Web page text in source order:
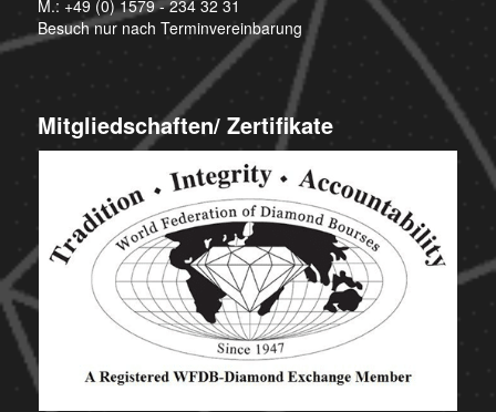
M.: +49 (0) 1579 - 234 32 31
Besuch nur nach Terminvereinbarung
Mitgliedschaften/ Zertifikate